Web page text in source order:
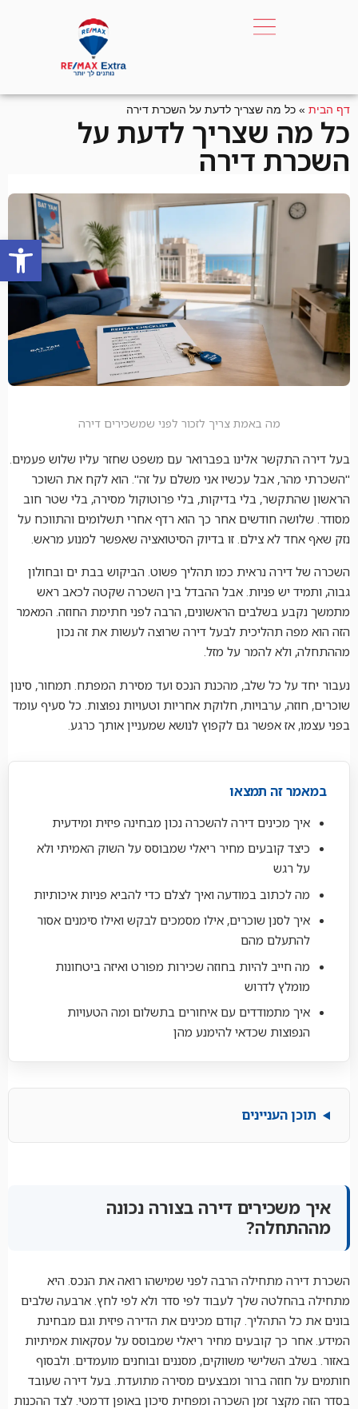
פתח
דף הבית » כל מה שצריך לדעת על השכרת דירה
כל מה שצריך לדעת על
השכרת דירה
מה באמת צריך לזכור לפני שמשכירים דירה
בעל דירה התקשר אלינו בפברואר עם משפט שחזר עליו שלוש פעמים.
"השכרתי מהר, אבל עכשיו אני משלם על זה". הוא לקח את השוכר
הראשון שהתקשר, בלי בדיקות, בלי פרוטוקול מסירה, בלי שטר חוב
מסודר. שלושה חודשים אחר כך הוא רדף אחרי תשלומים והתווכח על
נזק שאף אחד לא צילם. זו בדיוק הסיטואציה שאפשר למנוע מראש.
השכרה של דירה נראית כמו תהליך פשוט. הביקוש בבת ים ובחולון
גבוה, ותמיד יש פניות. אבל ההבדל בין השכרה שקטה לכאב ראש
מתמשך נקבע בשלבים הראשונים, הרבה לפני חתימת החוזה. המאמר
הזה הוא מפה תהליכית לבעל דירה שרוצה לעשות את זה נכון
מההתחלה, ולא להמר על מזל.
נעבור יחד על כל שלב, מהכנת הנכס ועד מסירת המפתח. תמחור, סינון
שוכרים, חוזה, ערבויות, חלוקת אחריות וטעויות נפוצות. כל סעיף עומד
בפני עצמו, אז אפשר גם לקפוץ לנושא שמעניין אותך כרגע.
במאמר זה תמצאו
איך מכינים דירה להשכרה נכון מבחינה פיזית ומידעית
כיצד קובעים מחיר ריאלי שמבוסס על השוק האמיתי ולא
על רגש
מה לכתוב במודעה ואיך לצלם כדי להביא פניות איכותיות
איך לסנן שוכרים, אילו מסמכים לבקש ואילו סימנים אסור
להתעלם מהם
מה חייב להיות בחוזה שכירות מפורט ואיזה ביטחונות
מומלץ לדרוש
איך מתמודדים עם איחורים בתשלום ומה הטעויות
הנפוצות שכדאי להימנע מהן
תוכן העניינים
איך משכירים דירה בצורה נכונה
מההתחלה?
השכרת דירה מתחילה הרבה לפני שמישהו רואה את הנכס. היא
מתחילה בהחלטה שלך לעבוד לפי סדר ולא לפי לחץ. ארבעה שלבים
בונים את כל התהליך. קודם מכינים את הדירה פיזית וגם מבחינת
המידע. אחר כך קובעים מחיר ריאלי שמבוסס על עסקאות אמיתיות
באזור. בשלב השלישי משווקים, מסננים ובוחנים מועמדים. ולבסוף
חותמים על חוזה ברור ומבצעים מסירה מתועדת. בעל דירה שעובד
בסדר הזה מקצר זמן השכרה ומפחית סיכון באופן דרמטי. לצד ההכנות